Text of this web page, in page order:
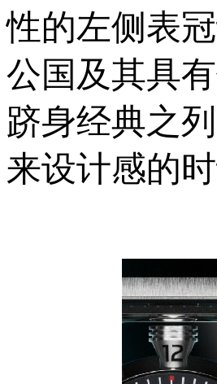
性的左侧表
公国及其具
跻身经典之
来设计感的